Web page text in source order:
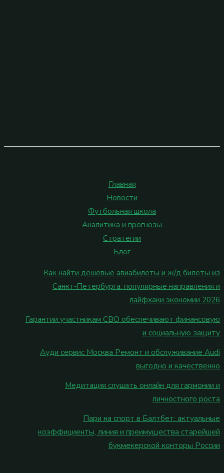
Главная
Новости
Футбольная школа
Аналитика и прогнозы
Стратегии
Блог
Как найти дешёвые авиабилеты и ж/д билеты из
Санкт‑Петербурга: популярные направления и
лайфхаки экономии 2026
Гарантии участникам СВО обеспечивают финансовую
и социальную защиту
Ауди сервис Москва Ремонт и обслуживание Audi
выгодно и качественно
Медитация слушать онлайн для гармонии и
личностного роста
Пари на спорт в Балтбет: актуальные
коэффициенты, линия и преимущества старейшей
букмекерской конторы России